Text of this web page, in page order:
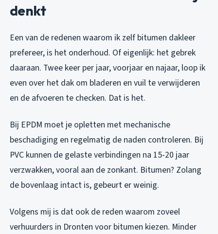
denkt
Een van de redenen waarom ik zelf bitumen dakleer
prefereer, is het onderhoud. Of eigenlijk: het gebrek
daaraan. Twee keer per jaar, voorjaar en najaar, loop ik
even over het dak om bladeren en vuil te verwijderen
en de afvoeren te checken. Dat is het.
Bij EPDM moet je opletten met mechanische
beschadiging en regelmatig de naden controleren. Bij
PVC kunnen de gelaste verbindingen na 15-20 jaar
verzwakken, vooral aan de zonkant. Bitumen? Zolang
de bovenlaag intact is, gebeurt er weinig.
Volgens mij is dat ook de reden waarom zoveel
verhuurders in Dronten voor bitumen kiezen. Minder